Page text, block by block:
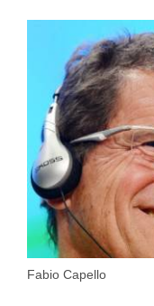
Fabio Capello